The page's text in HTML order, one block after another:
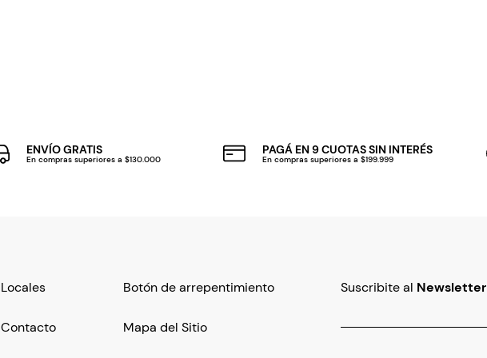
ENVÍO GRATIS
En compras superiores a $130.000
PAGÁ EN 9 CUOTAS SIN INTERÉS
En compras superiores a $199.999
Locales
Contacto
Botón de arrepentimiento
Mapa del Sitio
Suscribite al Newsletter